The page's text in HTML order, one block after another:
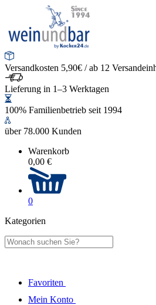
Versandkosten 5,90€ / ab 12
Lieferung in 1–3 Werktagen
100% Familienbetrieb seit 1994
über 78.000 Kunden
Warenkorb
0,00 €
0
Kategorien
Favoriten
Mein Konto